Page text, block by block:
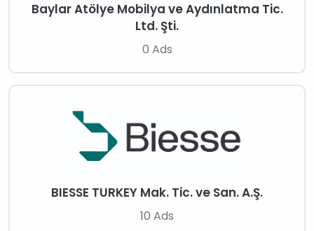
Baylar Atölye Mobilya ve Aydınlatma Tic.
Ltd. Şti.
0 Ads
BIESSE TURKEY Mak. Tic. ve San. A.Ş.
10 Ads